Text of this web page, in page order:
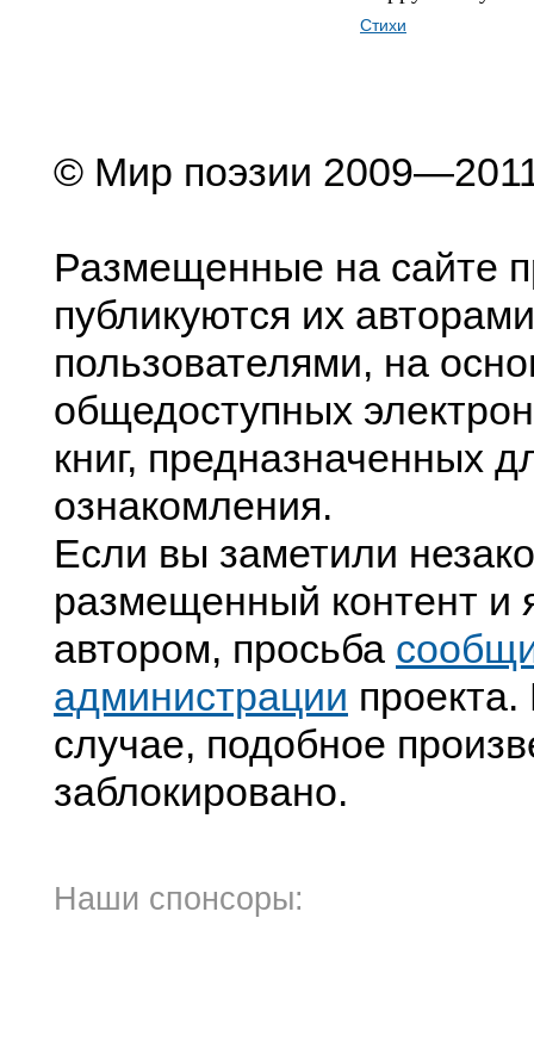
Стихи
© Мир поэзии
Размещенные на сайте
публикуются их
пользователями, на
общедоступных
книг, предназначенных
ознакомления.
Если вы заметили
размещенный контент и
автором, просьба
администрации
случае, подобное
заблокировано.
Наши спонсоры: